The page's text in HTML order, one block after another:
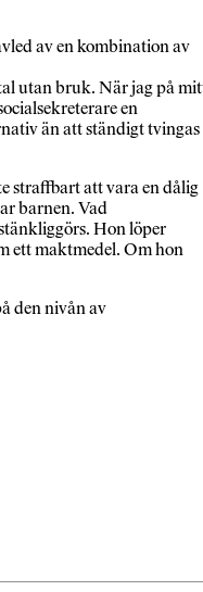
av en kombination av
utan bruk. När jag på
en
än att ständigt tvingas
straffbart att vara en dålig
barnen. Vad
Hon löper
ett maktmedel. Om hon
den nivån av